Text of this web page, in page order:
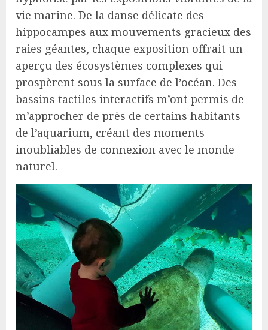
vie marine. De la danse délicate des
hippocampes aux mouvements gracieux des
raies géantes, chaque exposition offrait un
aperçu des écosystèmes complexes qui
prospèrent sous la surface de l’océan. Des
bassins tactiles interactifs m’ont permis de
m’approcher de près de certains habitants
de l’aquarium, créant des moments
inoubliables de connexion avec le monde
naturel.